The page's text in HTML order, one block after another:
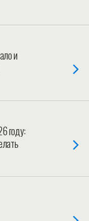
и
году: